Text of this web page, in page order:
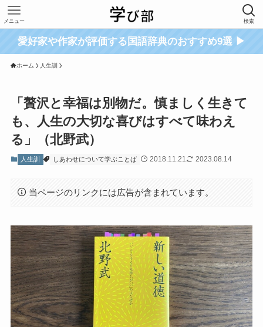
検索
メニュー
愛好家や作家が評価する国語辞典のおすすめ9選 ▶
ホーム 人生訓
「贅沢と幸福は別物だ。慎ましく生きて
も、人生の大切な喜びはすべて味わえ
る」（北野武）
人生訓 しあわせについて学ぶことば 2018.11.21 2023.08.14
当ページのリンクには広告が含まれています。